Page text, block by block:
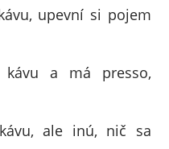
upevní si pojem
kávu a má presso,
ale inú, nič sa